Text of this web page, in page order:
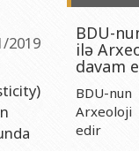
adına
və Mexanika İnstitutu
Biologiya və
2019
BDU-
ilə
davam
BDU-
edir